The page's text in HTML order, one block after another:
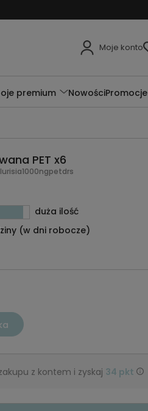
Moje konto
premium NowościPromocje
PET x6
lurisia1000ngpetdrs
duża ilość
(w dni robocze)
z kontem i zyskaj 34 pkt